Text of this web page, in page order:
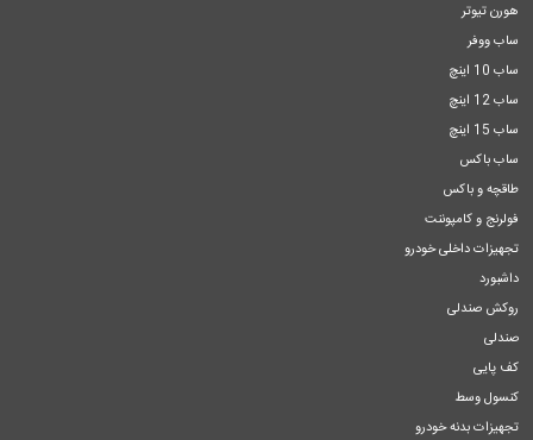
هورن تیوتر
ساب ووفر
ساب 10 اینچ
ساب 12 اینچ
ساب 15 اینچ
ساب باکس
طاقچه و باکس
فولرنج و کامپوننت
تجهیزات داخلی خودرو
داشبورد
روکش صندلی
صندلی
کف پایی
کنسول وسط
تجهیزات بدنه خودرو